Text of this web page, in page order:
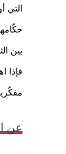
التي
بين
فإذا
عن